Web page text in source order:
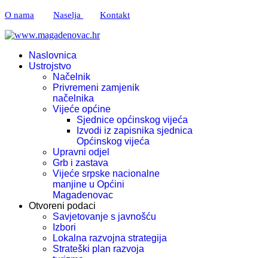
O nama Naselja Kontakt
Naslovnica
Ustrojstvo
Načelnik
Privremeni zamjenik
načelnika
Vijeće općine
Sjednice općinskog vijeća
Izvodi iz zapisnika sjednica
Općinskog vijeća
Upravni odjel
Grb i zastava
Vijeće srpske nacionalne
manjine u Općini
Magadenovac
Otvoreni podaci
Savjetovanje s javnošću
Izbori
Lokalna razvojna strategija
Strateški plan razvoja